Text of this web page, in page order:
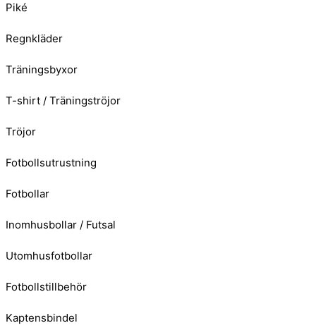
Piké
Regnkläder
Träningsbyxor
T-shirt / Träningströjor
Tröjor
Fotbollsutrustning
Fotbollar
Inomhusbollar / Futsal
Utomhusfotbollar
Fotbollstillbehör
Kaptensbindel